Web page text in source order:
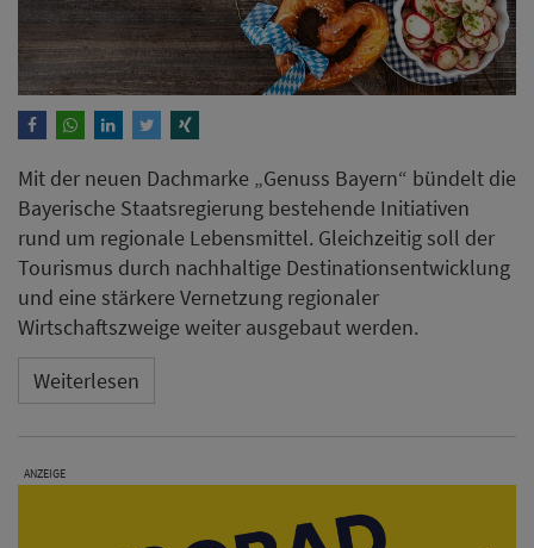
Mit der neuen Dachmarke „Genuss Bayern“ bündelt die
Bayerische Staatsregierung bestehende Initiativen
rund um regionale Lebensmittel. Gleichzeitig soll der
Tourismus durch nachhaltige Destinationsentwicklung
und eine stärkere Vernetzung regionaler
Wirtschaftszweige weiter ausgebaut werden.
Weiterlesen
ANZEIGE